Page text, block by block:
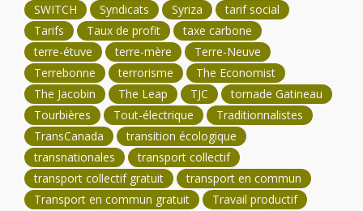
SWITCH
Syndicats Syriza
tarif social
Tarifs
Taux de profit
taxe carbone
terre-étuve
terre-mère
Terre-Neuve
Terrebonne
terrorisme
The Economist
The Jacobin
The Leap TJC
tornade Gatineau
Tourbières
Tout-électrique
Traditionnalistes
TransCanada
transition écologique
transnationales
transport collectif
transport collectif gratuit
transport en commun
Transport en commun gratuit
Travail productif